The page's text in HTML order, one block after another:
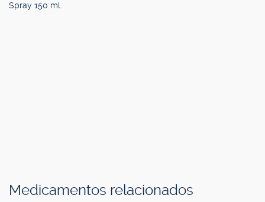
Spray 150 ml.
Medicamentos relacionados